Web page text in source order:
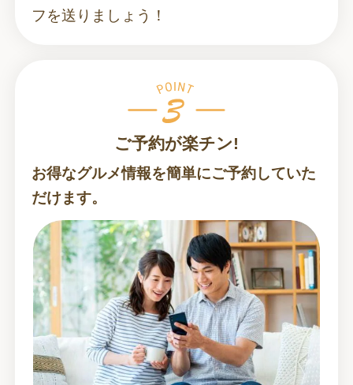
フを送りましょう！
ご予約が楽チン!
お得なグルメ情報を簡単にご予約していた
だけます。